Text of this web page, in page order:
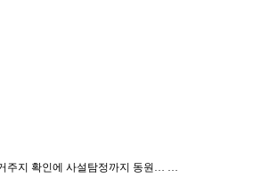
주지 확인에 사설탐정까지 동원… …